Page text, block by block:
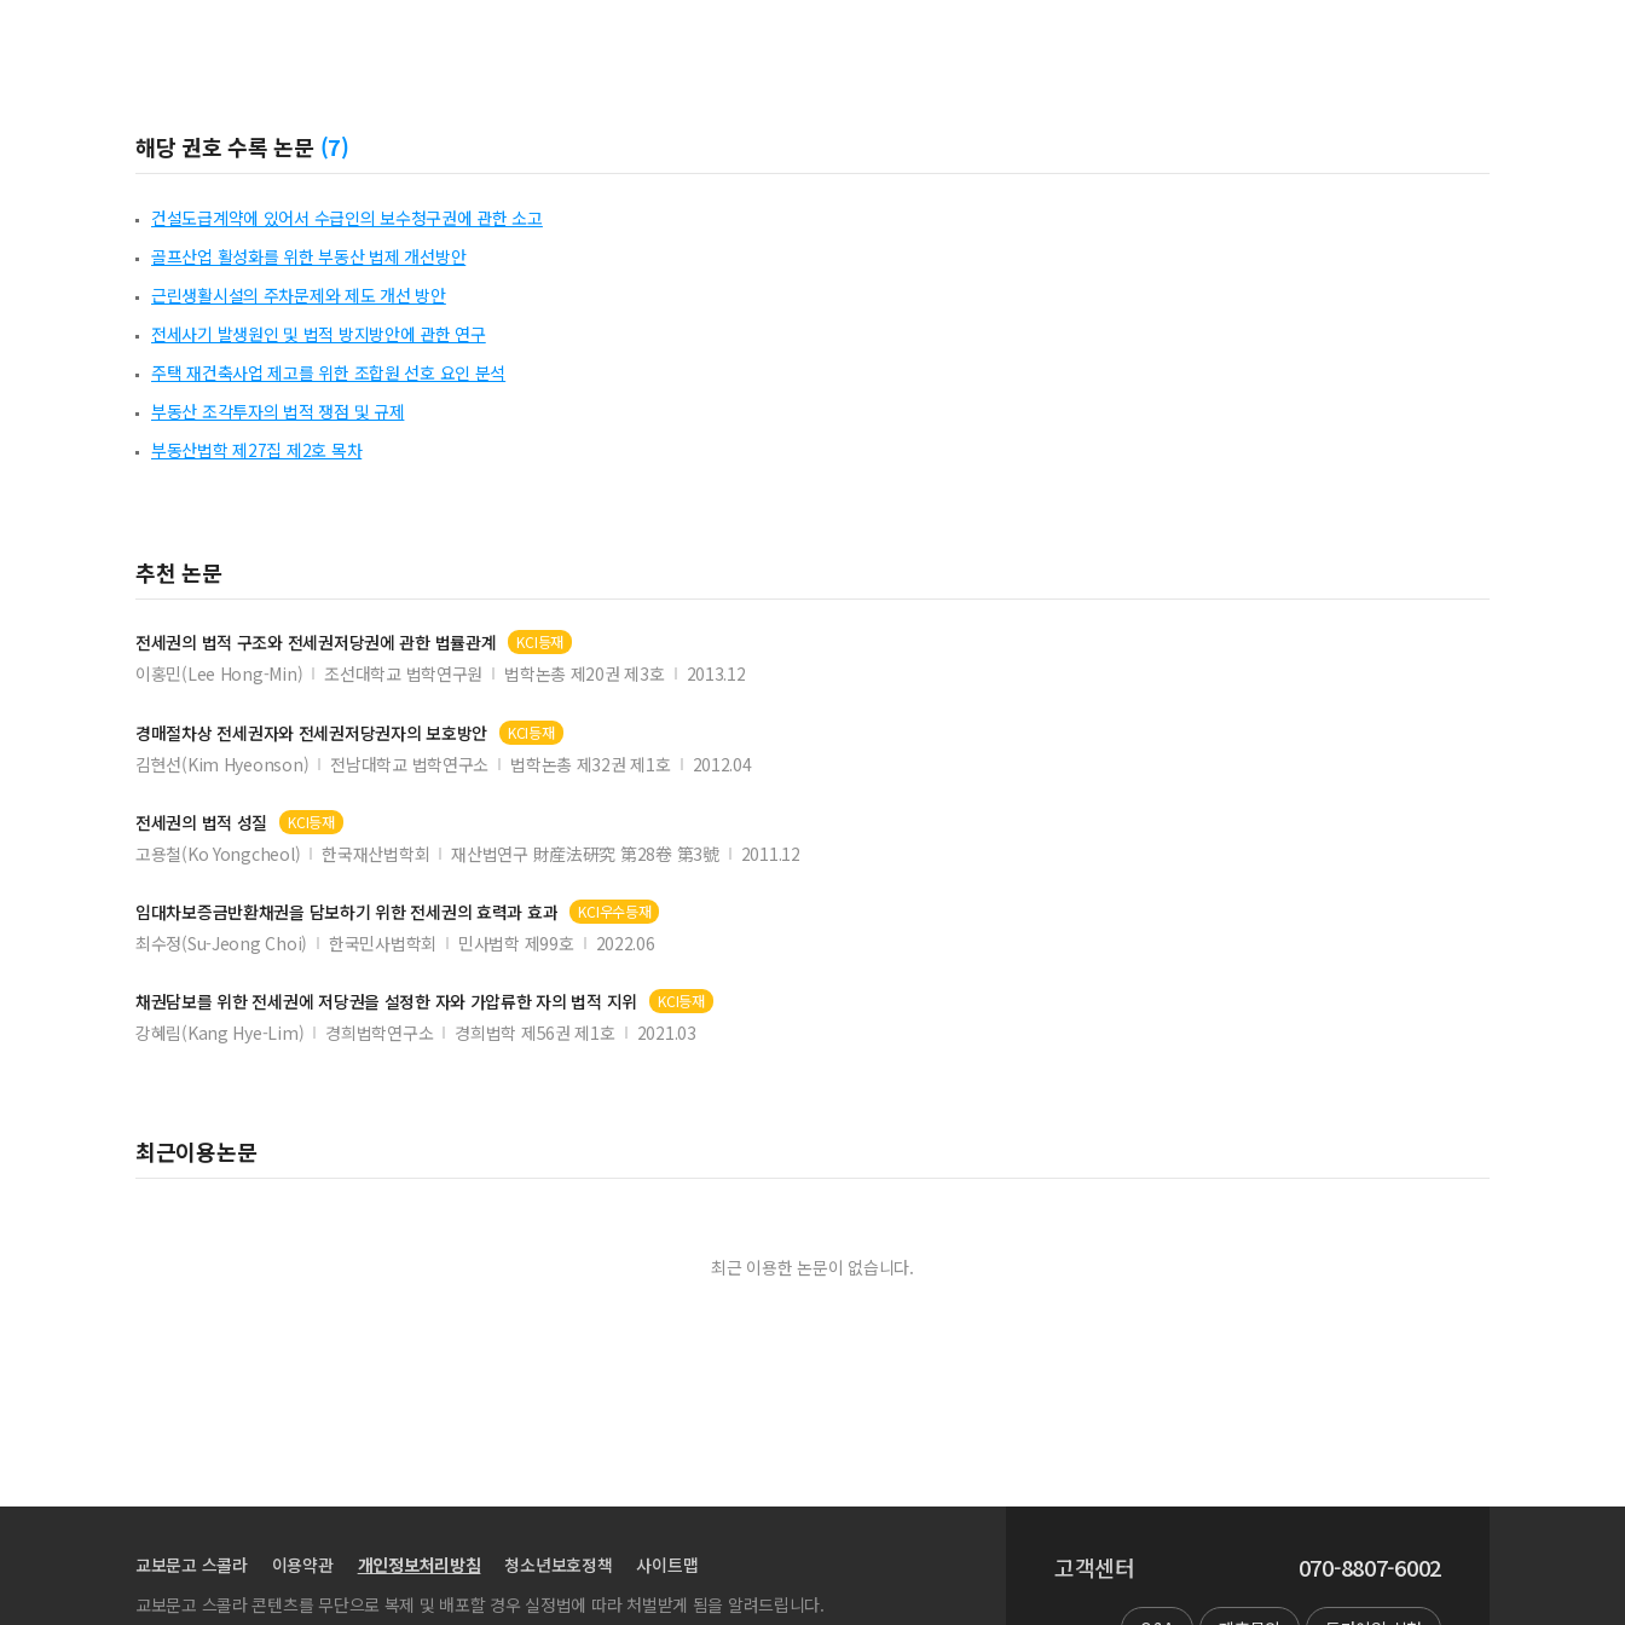
해당 권호 수록 논문 (7)
건설도급계약에 있어서 수급인의 보수청구권에 관한 소고
골프산업 활성화를 위한 부동산 법제 개선방안
근린생활시설의 주차문제와 제도 개선 방안
전세사기 발생원인 및 법적 방지방안에 관한 연구
주택 재건축사업 제고를 위한 조합원 선호 요인 분석
부동산 조각투자의 법적 쟁점 및 규제
부동산법학 제27집 제2호 목차
추천 논문
전세권의 법적 구조와 전세권저당권에 관한 법률관계 KCI등재
이홍민(Lee Hong-Min) 조선대학교 법학연구원 법학논총 제20권 제3호 2013.12
경매절차상전세권자와 전세권저당권자의 보호방안 KCI등재
김현선(Kim Hyeonson) 전남대학교 법학연구소 법학논총 제32권 제1호 2012.04
전세권의 법적 성질 KCI등재
고용철(Ko Yongcheol) 한국재산법학회 재산법연구 財産法硏究 第28卷 第3號 2011.12
임대차보증금반환채권을 담보하기 위한전세권의 효력과 효과 KCI우수등재
최수정(Su-Jeong Choi) 한국민사법학회 민사법학 제99호 2022.06
채권담보를 위한전세권에 저당권을 설정한 자와 가압류한 자의 법적 지위 KCI등재
강혜림(Kang Hye-Lim) 경희법학연구소 경희법학 제56권 제1호 2021.03
최근이용논문
최근 이용한 논문이 없습니다.
교보문고 스콜라 이용약관 개인정보처리방침 청소년보호정책
사이트맵
교보문고 스콜라 콘텐츠를 무단으로 복제 및 배포할 경우 실정법에 따라 처벌받게 됨을 알려드립니다.
고객센터 070-8807-6002